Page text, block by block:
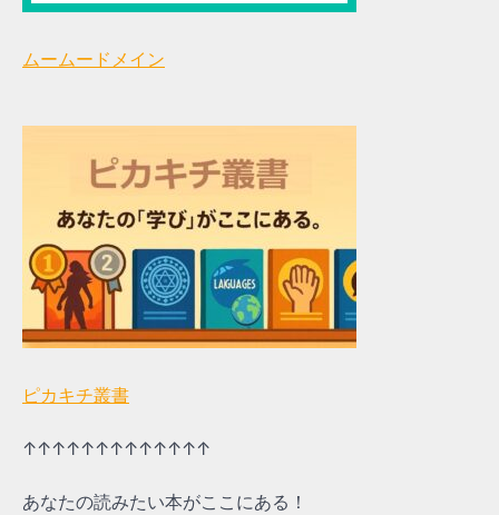
ムームードメイン
ピカキチ叢書
↑↑↑↑↑↑↑↑↑↑↑↑↑
あなたの読みたい本がここにある！